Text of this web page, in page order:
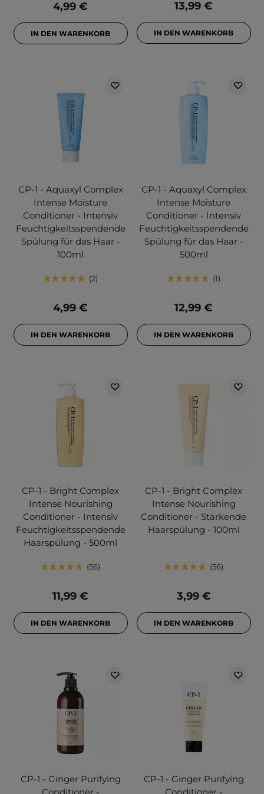
4,99 €
IN DEN WARENKORB
13,99 €
IN DEN WARENKORB
CP-1 - Aquaxyl Complex
Intense Moisture
Conditioner - Intensiv
Feuchtigkeitsspendende
Spülung für das Haar -
100ml
2
4,99 €
IN DEN WARENKORB
CP-1 - Aquaxyl Complex
Intense Moisture
Conditioner - Intensiv
Feuchtigkeitsspendende
Spülung für das Haar -
500ml
1
12,99 €
IN DEN WARENKORB
CP-1 - Bright Complex
Intense Nourishing
Conditioner - Intensiv
Feuchtigkeitsspendende
Haarspülung - 500ml
56
11,99 €
IN DEN WARENKORB
CP-1 - Bright Complex
Intense Nourishing
Conditioner - Stärkende
Haarspülung - 100ml
56
3,99 €
IN DEN WARENKORB
CP-1 - Ginger Purifying
CP-1 - Ginger Purifying